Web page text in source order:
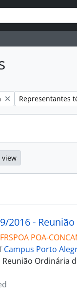
filter:
Remove filter:
Representantes
view
2016 -
POA-
Campus Porto
Reunião Ordinária